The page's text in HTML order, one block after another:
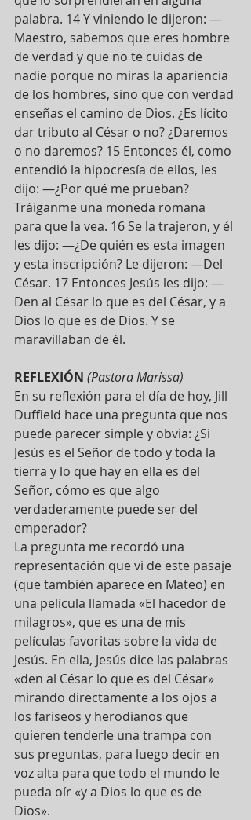
palabra. 14 Y viniendo le dijeron: —
Maestro, sabemos que eres hombre
de verdad y que no te cuidas de
nadie porque no miras la apariencia
de los hombres, sino que con verdad
enseñas el camino de Dios. ¿Es lícito
dar tributo al César o no? ¿Daremos
o no daremos? 15 Entonces él, como
entendió la hipocresía de ellos, les
dijo: —¿Por qué me prueban?
Tráiganme una moneda romana
para que la vea. 16 Se la trajeron, y él
les dijo: —¿De quién es esta imagen
y esta inscripción? Le dijeron: —Del
César. 17 Entonces Jesús les dijo: —
Den al César lo que es del César, y a
Dios lo que es de Dios. Y se
maravillaban de él.
REFLEXIÓN (Pastora Marissa)
En su reflexión para el día de hoy, Jill
Duffield hace una pregunta que nos
puede parecer simple y obvia: ¿Si
Jesús es el Señor de todo y toda la
tierra y lo que hay en ella es del
Señor, cómo es que algo
verdaderamente puede ser del
emperador?
La pregunta me recordó una
representación que vi de este pasaje
(que también aparece en Mateo) en
una película llamada «El hacedor de
milagros», que es una de mis
películas favoritas sobre la vida de
Jesús. En ella, Jesús dice las palabras
«den al César lo que es del César»
mirando directamente a los ojos a
los fariseos y herodianos que
quieren tenderle una trampa con
sus preguntas, para luego decir en
voz alta para que todo el mundo le
pueda oír «y a Dios lo que es de
Dios».